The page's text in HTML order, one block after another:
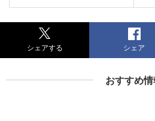
シェアする シェア
おすすめ